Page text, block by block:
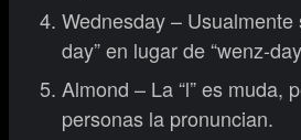
Wednesday –
day” en lugar de “wenz-
Almond – La “l” es muda,
personas la pronuncian.